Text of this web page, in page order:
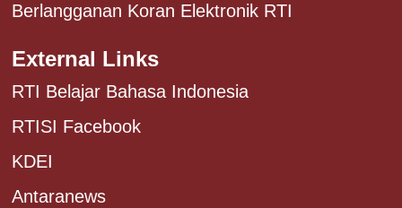
Berlangganan Koran Elektronik RTI
External Links
RTI Belajar Bahasa Indonesia
RTISI Facebook
KDEI
Antaranews